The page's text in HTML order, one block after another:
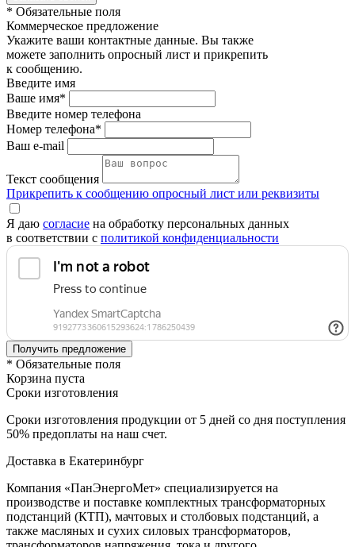
* Обязательные поля
Коммерческое предложение
Укажите ваши контактные данные. Вы также
можете заполнить опросный лист и прикрепить
к сообщению.
Введите имя
Ваше имя*
Введите номер телефона
Номер телефона*
Ваш e-mail
Текст сообщения
Прикрепить к сообщению опросный лист или реквизиты
Я даю согласие на обработку персональных данных
в соответствии с политикой конфиденциальности
* Обязательные поля
Корзина пуста
Сроки изготовления
Сроки изготовления продукции от 5 дней со дня поступления
50% предоплаты на наш счет.
Доставка в Екатеринбург
Компания «ПанЭнергоМет» специализируется на
производстве и поставке комплектных трансформаторных
подстанций (КТП), мачтовых и столбовых подстанций, а
также масляных и сухих силовых трансформаторов,